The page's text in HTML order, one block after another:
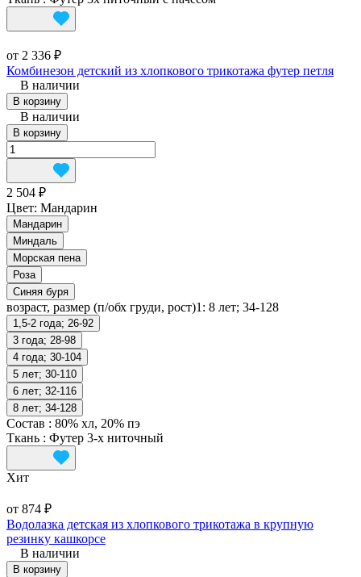
от 2 336 ₽
Комбинезон детский из хлопкового трикотажа футер петля
В наличии
В корзину
В наличии
В корзину
2 504 ₽
Цвет: Мандарин
Мандарин
Миндаль
Морская пена
Роза
Синяя буря
возраст, размер (п/обх груди, рост)1: 8 лет; 34-128
1,5-2 года; 26-92
3 года; 28-98
4 года; 30-104
5 лет; 30-110
6 лет; 32-116
8 лет; 34-128
Состав : 80% хл, 20% пэ
Ткань : Футер 3-х ниточный
Хит
от 874 ₽
Водолазка детская из хлопкового трикотажа в крупную
резинку кашкорсе
В наличии
В корзину